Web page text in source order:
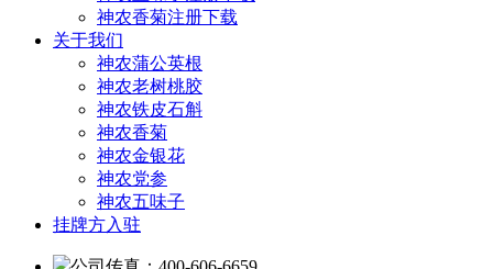
神农香菊注册下载
关于我们
神农蒲公英根
神农老树桃胶
神农铁皮石斛
神农香菊
神农金银花
神农党参
神农五味子
挂牌方入驻